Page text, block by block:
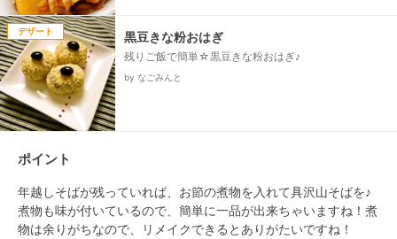
デザート 黒豆きな粉おはぎ
残りご飯で簡単☆黒豆きな粉おはぎ♪
by なごみんと
ポイント
年越しそばが残っていれば、お節の煮物を入れて具沢山そばを♪
煮物も味が付いているので、簡単に一品が出来ちゃいますね！煮
物は余りがちなので、リメイクできるとありがたいですね！